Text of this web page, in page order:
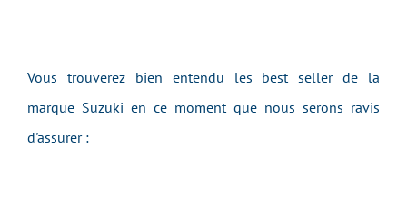
Vous trouverez bien entendu les best seller de la
marque Suzuki en ce moment que nous serons ravis
d'assurer :